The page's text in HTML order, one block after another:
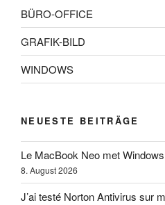
BÜRO-OFFICE
GRAFIK-BILD
WINDOWS
NEUESTE BEITRÄGE
Le MacBook Neo met
8. August 2026
J’ai testé Norton Antivirus sur